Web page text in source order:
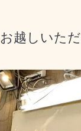
越しいただ